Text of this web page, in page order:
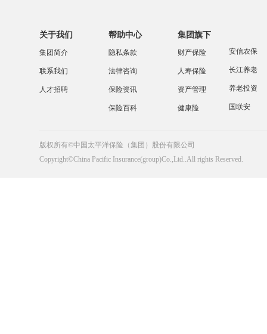
关于我们
集团简介
联系我们
人才招聘
帮助中心
隐私条款
法律咨询
保险资讯
保险百科
集团旗下
财产保险
人寿保险
资产管理
健康险
安信农保
长江养老
养老投资
国联安
版权所有©中国太平洋保险（集团）股份有限公司
Copyright©China Pacific Insurance(group)Co.,Ltd..All rights Reserved.